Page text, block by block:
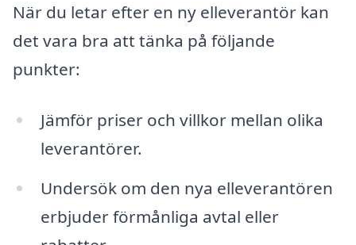
När du letar efter en ny elleverantör kan
det vara bra att tänka på följande
punkter:
Jämför priser och villkor mellan olika
leverantörer.
Undersök om den nya elleverantören
erbjuder förmånliga avtal eller